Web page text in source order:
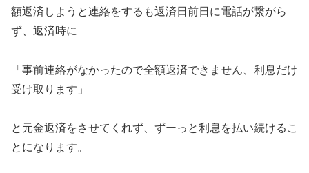
額返済しようと連絡をするも返済日前日に電話が繋がら
ず、返済時に
「事前連絡がなかったので全額返済できません、利息だけ
受け取ります」
と元金返済をさせてくれず、ずーっと利息を払い続けるこ
とになります。